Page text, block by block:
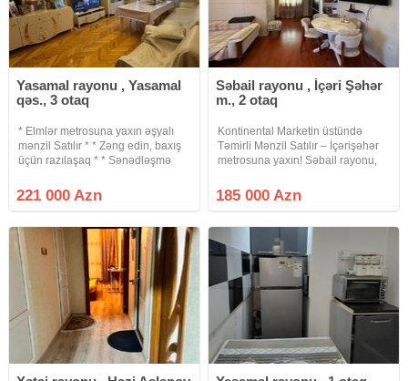
Yasamal rayonu , Yasamal
qəs., 3 otaq
* Elmlər metrosuna yaxın əşyalı
mənzil Satılır * * Zəng edin, baxış
üçün razılaşaq * * Sənədləşmə
şəkildə aparılır * * Binanın tipi :
köhnə tikili (Xruşofka) * Otaq Sayı :
221 000 Azn
Səbail rayonu , İçəri Şəhər
m., 2 otaq
Kontinental Marketin üstündə
Təmirli Mənzil Satılır – İçərişəhər
metrosuna yaxın! Səbail rayonu,
Kontinental Marketin üstündə,
İçərişəhər metrosunun
185 000 Azn